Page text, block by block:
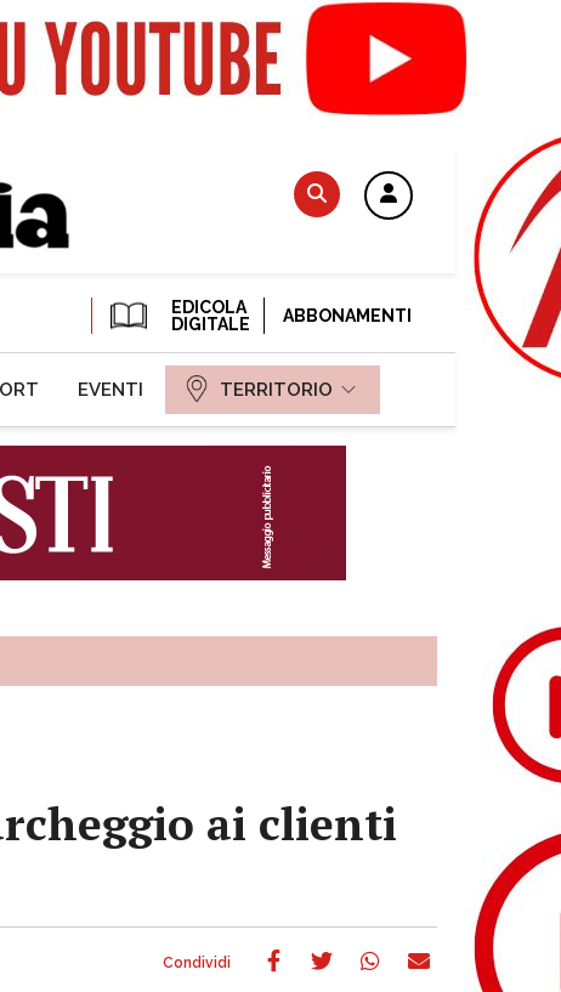
EDICOLA
DIGITALE
ABBONAMENTI
EVENTI TERRITORIO
ai clienti